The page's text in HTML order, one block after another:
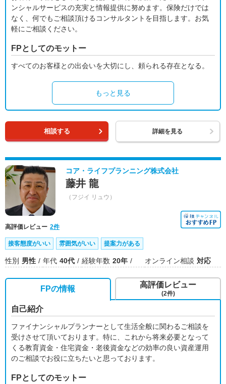
ンシャルサービスの充実と情報提供に努めます。保険だけでは
なく、何でもご相談頂けるコンサルタントを目指します。お気
軽にご相談ください。
FPとしてのモットー
すべてのお客様との出会いを大切にし、頼られる存在となる。
もっと見る
相談する 詳細を見る
コア・ライフプランニング株式会社
藤井 龍
（フジイ リュウ）
高評価レビュー 2件
接客態度がいい 雰囲気がいい 提案力がある
性別 男性 年代 40代 経験年数 20年 オンライン相談 対応
FPの情報
自己紹介
ファイナンシャルプランナーとして生活全般に関わるご相談を
受けさせて頂いております。特に、これから将来必要となって
くる教育資金・住宅資金・老後資金などの効率の良い資産運用
のご相談でお役に立ちたいと思っております。
FPとしてのモットー
高評価レビュー
(2件)